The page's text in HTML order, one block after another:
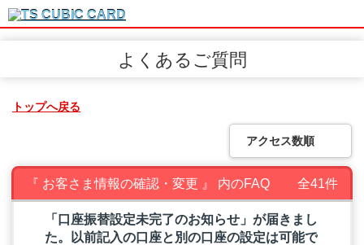
よくあるご質問
トップへ戻る
アクセス数順
『 お客さま情報の確認・変更 』 内のFAQ 全41件
「口座振替設定未完了のお知らせ」が届きまし
た。以前記入の口座と別の口座の設定は可能で